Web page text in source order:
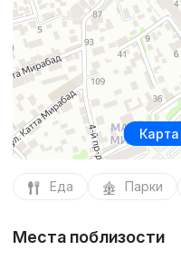
Карта
Еда Парки
Места поблизости